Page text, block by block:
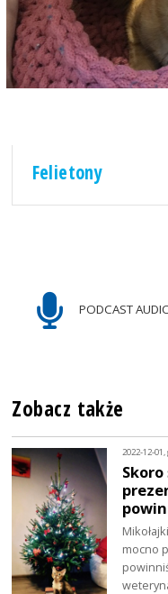
Felietony
PODCAST
Zobacz także
2022-12-
mocno